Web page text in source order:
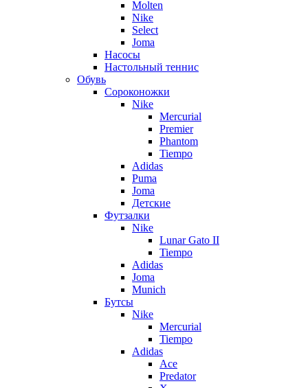
Molten
Nike
Select
Joma
Насосы
Настольный теннис
Обувь
Сороконожки
Nike
Mercurial
Premier
Phantom
Tiempo
Adidas
Puma
Joma
Детские
Футзалки
Nike
Lunar Gato II
Tiempo
Adidas
Joma
Munich
Бутсы
Nike
Mercurial
Tiempo
Adidas
Ace
Predator